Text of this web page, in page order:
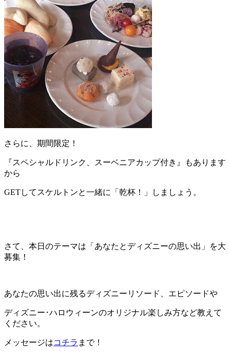
さらに、期間限定！
『スペシャルドリンク、スーベニアカップ付き』もあります
から
GETしてスケルトンと一緒に「乾杯！」しましょう。
さて、本日のテーマは「あなたとディズニーの思い出」を大
募集！
あなたの思い出に残るディズニーリソード、エピソードや
ディズニー･ハロウィーンのオリジナル楽しみ方など教えて
ください。
メッセージはコチラ まで！